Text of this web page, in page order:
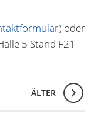
) oder
5 Stand F21
ÄLTER